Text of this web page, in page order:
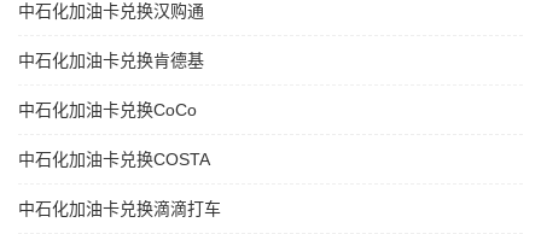
中石化加油卡兑换汉购通
中石化加油卡兑换肯德基
中石化加油卡兑换CoCo
中石化加油卡兑换COSTA
中石化加油卡兑换滴滴打车